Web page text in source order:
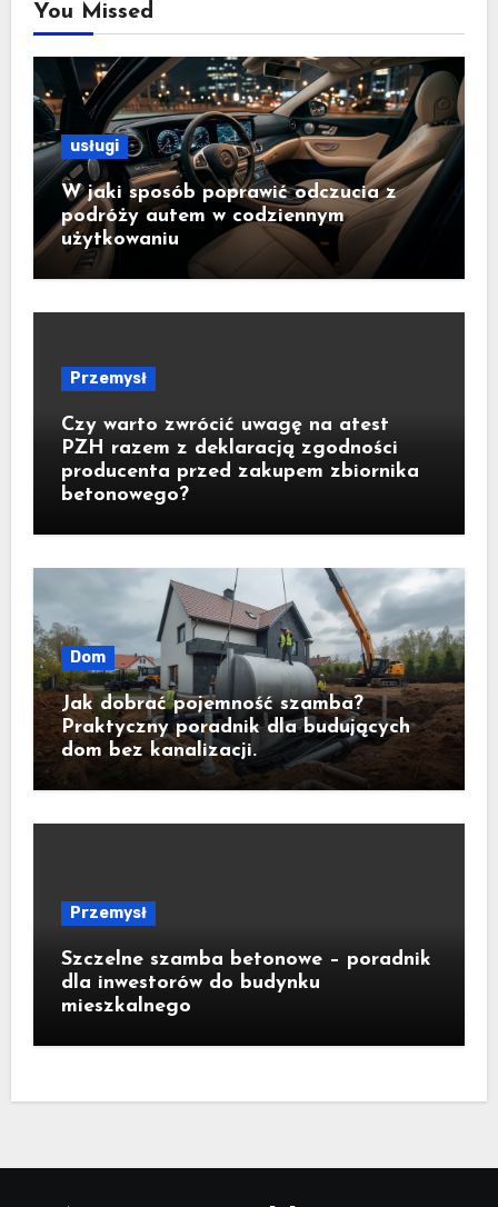
You Missed
usługi
W jaki sposób poprawić odczucia z
podróży autem w codziennym
użytkowaniu
Przemysł
Czy warto zwrócić uwagę na atest
PZH razem z deklaracją zgodności
producenta przed zakupem zbiornika
betonowego?
Dom
Jak dobrać pojemność szamba?
Praktyczny poradnik dla budujących
dom bez kanalizacji.
Przemysł
Szczelne szamba betonowe – poradnik
dla inwestorów do budynku
mieszkalnego